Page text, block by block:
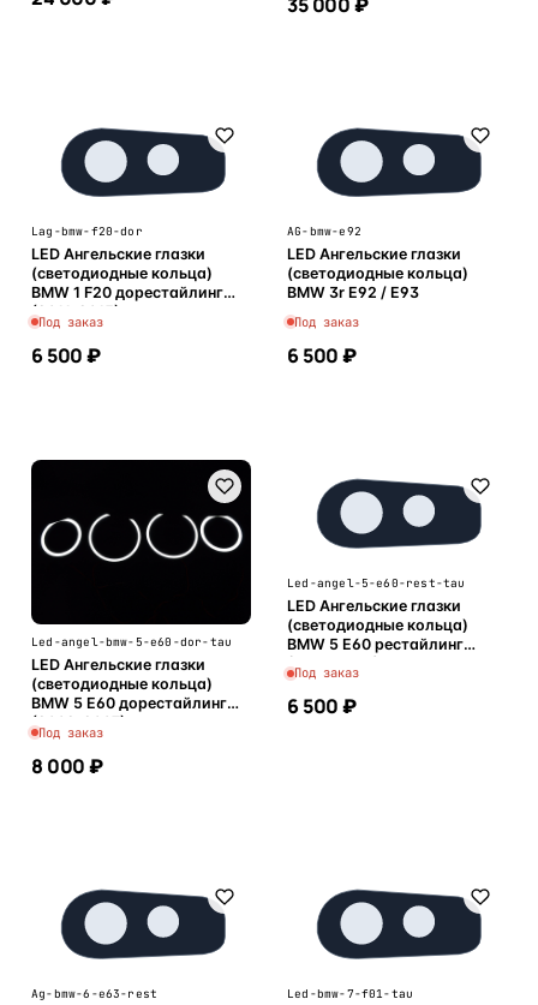
Lag-bmw-f20-dor
LED Ангельские глазки
(светодиодные кольца)
BMW 1 F20 дорестайлинг
(2011-2015) галоген
Под заказ
6 500 ₽
AG-bmw-e92
LED Ангельские глазки
(светодиодные кольца)
BMW 3r E92 / E93
Под заказ
6 500 ₽
Led-angel-bmw-5-e60-dor-tau
LED Ангельские глазки
(светодиодные кольца)
BMW 5 E60 дорестайлинг
(2002-2007)
Под заказ
8 000 ₽
Led-angel-5-e60-rest-tau
LED Ангельские глазки
(светодиодные кольца)
BMW 5 E60 рестайлинг
(2007-2010)
Под заказ
6 500 ₽
Ag-bmw-6-e63-rest Led-bmw-7-f01-tau